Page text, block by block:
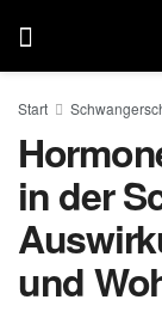
Start
in der
und